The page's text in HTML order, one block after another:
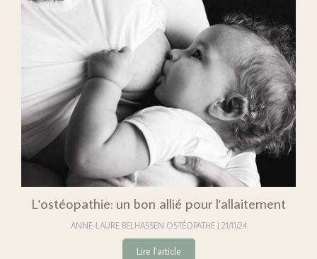
L'ostéopathie: un bon allié pour l'allaitement
ANNE-LAURE BELHASSEN OSTÉOPATHE 21/11/24
Lire l'article